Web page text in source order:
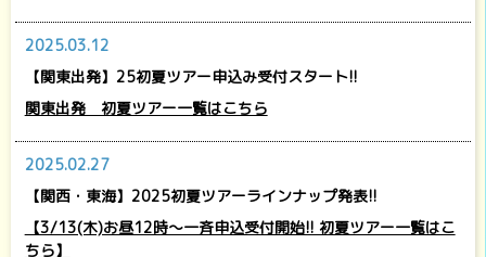
2025.03.12
【関東出発】25初夏ツアー申込み受付スタート!!
関東出発 初夏ツアー一覧はこちら
2025.02.27
【関西・東海】2025初夏ツアーラインナップ発表!!
【3/13(木)お昼12時～一斉申込受付開始!! 初夏ツアー一覧はこ
ちら】